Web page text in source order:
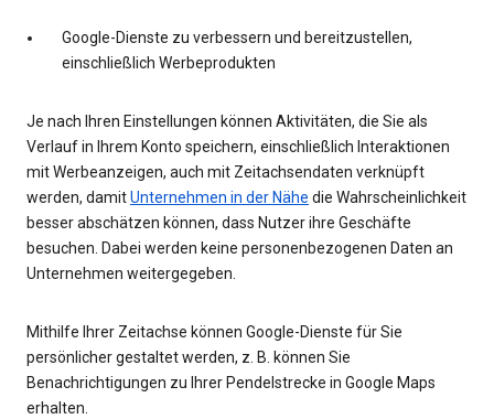
Google-Dienste zu verbessern und bereitzustellen,
einschließlich Werbeprodukten
Je nach Ihren Einstellungen können Aktivitäten, die Sie als
Verlauf in Ihrem Konto speichern, einschließlich Interaktionen
mit Werbeanzeigen, auch mit Zeitachsendaten verknüpft
werden, damitUnternehmen in der Nähe die Wahrscheinlichkeit
besser abschätzen können, dass Nutzer ihre Geschäfte
besuchen. Dabei werden keine personenbezogenen Daten an
Unternehmen weitergegeben.
Mithilfe Ihrer Zeitachse können Google-Dienste für Sie
persönlicher gestaltet werden, z. B. können Sie
Benachrichtigungen zu Ihrer Pendelstrecke in Google Maps
erhalten.